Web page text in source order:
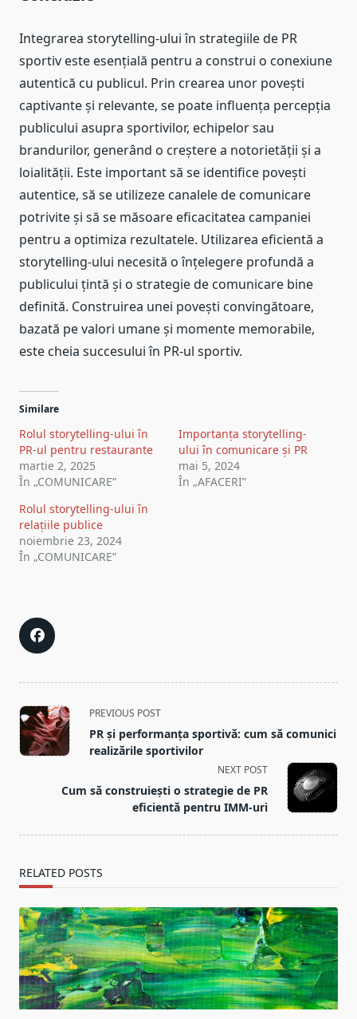
Integrarea storytelling-ului în strategiile de PR
sportiv este esențială pentru a construi o conexiune
autentică cu publicul. Prin crearea unor povești
captivante și relevante, se poate influența percepția
publicului asupra sportivilor, echipelor sau
brandurilor, generând o creștere a notorietății și a
loialității. Este important să se identifice povești
autentice, să se utilizeze canalele de comunicare
potrivite și să se măsoare eficacitatea campaniei
pentru a optimiza rezultatele. Utilizarea eficientă a
storytelling-ului necesită o înțelegere profundă a
publicului țintă și o strategie de comunicare bine
definită. Construirea unei povești convingătoare,
bazată pe valori umane și momente memorabile,
este cheia succesului în PR-ul sportiv.
Similare
Rolul storytelling-ului în
PR-ul pentru restaurante
martie 2, 2025
În „COMUNICARE”
Importanța storytelling-
ului în comunicare și PR
mai 5, 2024
În „AFACERI”
Rolul storytelling-ului în
relațiile publice
noiembrie 23, 2024
În „COMUNICARE”
<span
class="nav-
subtitle
reader-
text">Page</span>
PREVIOUS POST
PR și performanța sportivă: cum să comunici
realizările sportivilor
NEXT POST
Cum să construiești o strategie de PR
eficientă pentru IMM-uri
RELATED POSTS